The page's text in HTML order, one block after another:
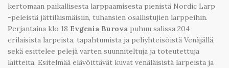
kertomaan paikallisesta larppaamisesta pienistä Nordic Larp
-peleistä jättiläismäisiin, tuhansien osallistujien larppeihin.
Perjantaina klo 18 Evgenia Burova puhuu salissa 204
erilaisista larpeista, tapahtumista ja peliyhteisöistä Venäjällä,
sekä esittelee pelejä varten suunniteltuja ja toteutettuja
laitteita. Esitelmää elävöittävät kuvat venäläisistä larpeista ja